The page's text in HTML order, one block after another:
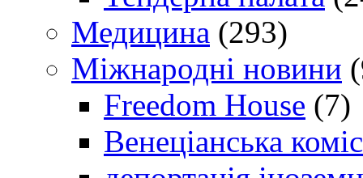
Медицина (293)
Міжнародні новини
Freedom House (7)
Венеціанська